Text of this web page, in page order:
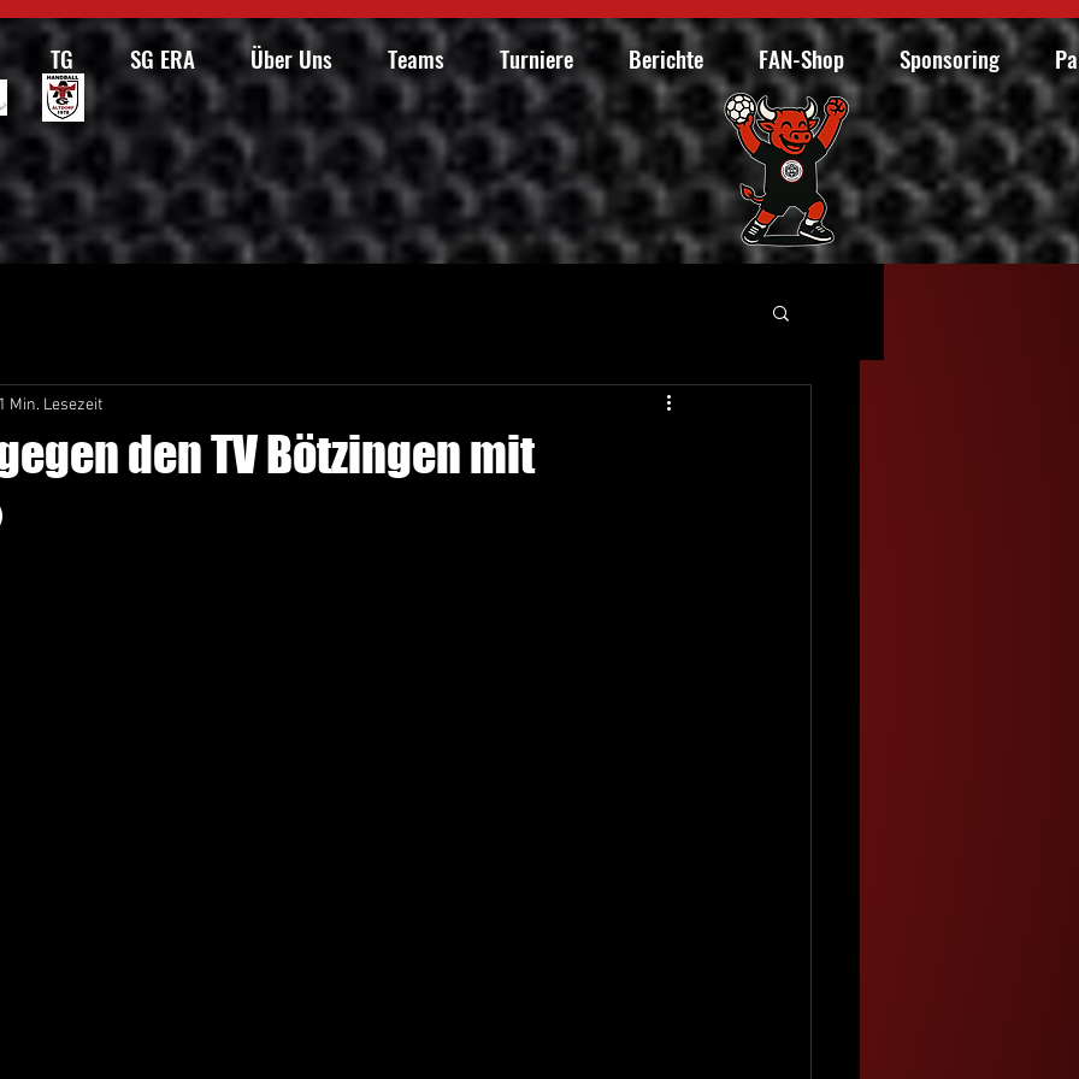
TG SG ERA Über Uns Teams Turniere Berichte FAN-Shop Sponsoring
den TV Bötzingen mit
Min. Lesezeit